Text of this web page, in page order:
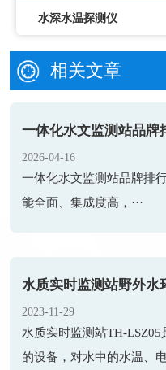
水深水温探测仪
相关文章
一体化水文监测站品牌
2026-04-16
一体化水文监测站品牌排
能全面、集成度高，···
水质实时监测站野外水
2023-11-29
水质实时监测站TH-
的设备，对水中的水温、电